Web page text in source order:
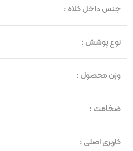
جنس داخل کلاه :
نوع پوشش :
وزن محصول :
ضخامت :
کاربری اصلی :